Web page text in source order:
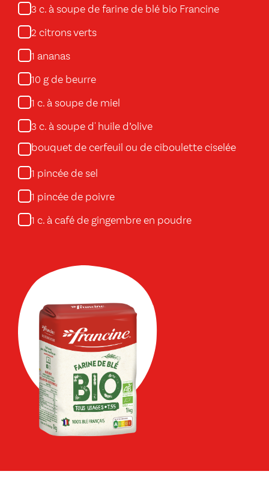
3 c. à soupe de farine de blé bio Francine
2 citrons verts
1 ananas
10 g de beurre
1 c. à soupe de miel
3 c. à soupe d' huile d’olive
bouquet de cerfeuil ou de ciboulette ciselée
1 pincée de sel
1 pincée de poivre
1 c. à café de gingembre en poudre